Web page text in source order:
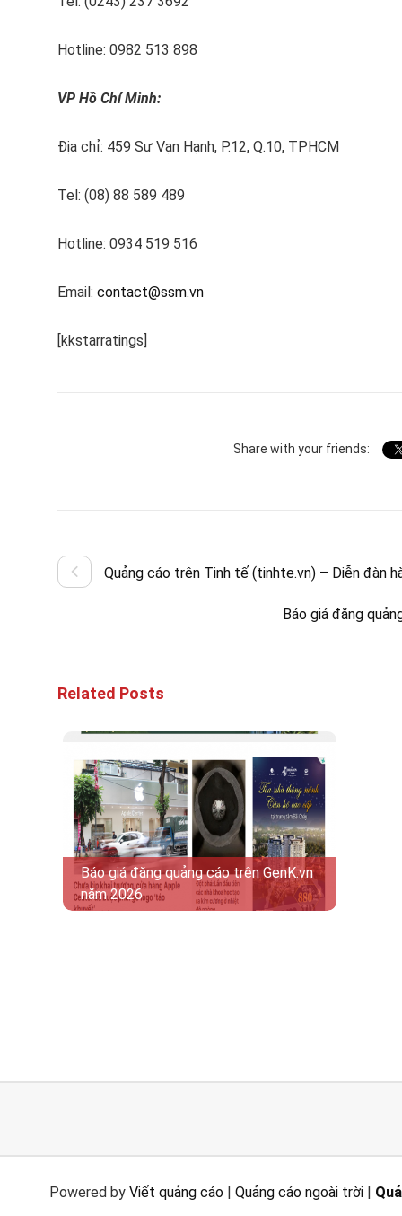
Hotline: 0982 513 898
VP Hồ Chí Minh:
Địa chỉ: 459 Sư Vạn Hạnh, P.12, Q.10, TPHCM
Tel: (08) 88 589 489
Hotline: 0934 519 516
Email: contact@ssm.vn
[kkstarratings]
Share with your friends:
Quảng cáo trên Tinh tế (tinhte.vn) – Diễn đàn
Báo giá đăng
Related Posts
Báo giá đăng quảng cáo trên GenK.vn
năm 2026
Powered by Viết quảng cáo Quảng cáo ngoài trời